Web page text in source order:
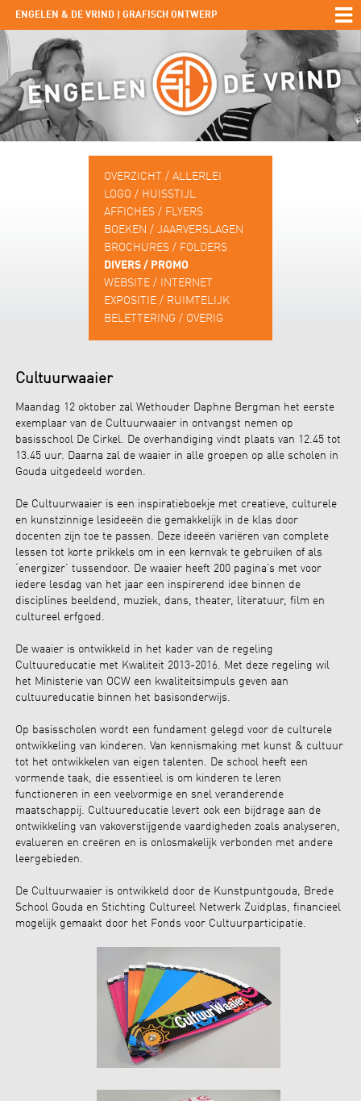
ENGELEN & DE VRIND | GRAFISCH ONTWERP
OVERZICHT / ALLERLEI
LOGO / HUISSTIJL
AFFICHES / FLYERS
BOEKEN / JAARVERSLAGEN
BROCHURES / FOLDERS
DIVERS / PROMO
WEBSITE / INTERNET
EXPOSITIE / RUIMTELIJK
BELETTERING / OVERIG
Cultuurwaaier
Maandag 12 oktober zal Wethouder Daphne Bergman het eerste
exemplaar van de Cultuurwaaier in ontvangst nemen op
basisschool De Cirkel. De overhandiging vindt plaats van 12.45 tot
13.45 uur. Daarna zal de waaier in alle groepen op alle scholen in
Gouda uitgedeeld worden.
De Cultuurwaaier is een inspiratieboekje met creatieve, culturele
en kunstzinnige lesideeën die gemakkelijk in de klas door
docenten zijn toe te passen. Deze ideeën variëren van complete
lessen tot korte prikkels om in een kernvak te gebruiken of als
‘energizer’ tussendoor. De waaier heeft 200 pagina’s met voor
iedere lesdag van het jaar een inspirerend idee binnen de
disciplines beeldend, muziek, dans, theater, literatuur, film en
cultureel erfgoed.
De waaier is ontwikkeld in het kader van de regeling
Cultuureducatie met Kwaliteit 2013-2016. Met deze regeling wil
het Ministerie van OCW een kwaliteitsimpuls geven aan
cultuureducatie binnen het basisonderwijs.
Op basisscholen wordt een fundament gelegd voor de culturele
ontwikkeling van kinderen. Van kennismaking met kunst & cultuur
tot het ontwikkelen van eigen talenten. De school heeft een
vormende taak, die essentieel is om kinderen te leren
functioneren in een veelvormige en snel veranderende
maatschappij. Cultuureducatie levert ook een bijdrage aan de
ontwikkeling van vakoverstijgende vaardigheden zoals analyseren,
evalueren en creëren en is onlosmakelijk verbonden met andere
leergebieden.
De Cultuurwaaier is ontwikkeld door de Kunstpuntgouda, Brede
School Gouda en Stichting Cultureel Netwerk Zuidplas, financieel
mogelijk gemaakt door het Fonds voor Cultuurparticipatie.